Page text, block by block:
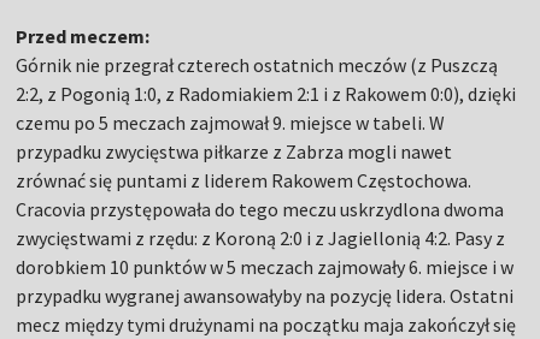
Przed meczem:
Górnik nie przegrał czterech ostatnich meczów (z Puszczą
2:2, z Pogonią 1:0, z Radomiakiem 2:1 i z Rakowem 0:0), dzięki
czemu po 5 meczach zajmował 9. miejsce w tabeli. W
przypadku zwycięstwa piłkarze z Zabrza mogli nawet
zrównać się puntami z liderem Rakowem Częstochowa.
Cracovia przystępowała do tego meczu uskrzydlona dwoma
zwycięstwami z rzędu: z Koroną 2:0 i z Jagiellonią 4:2. Pasy z
dorobkiem 10 punktów w 5 meczach zajmowały 6. miejsce i w
przypadku wygranej awansowałyby na pozycję lidera. Ostatni
mecz między tymi drużynami na początku maja zakończył się